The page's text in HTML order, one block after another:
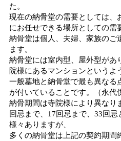
た。
現在の納骨堂の需要としては、
にお任せできる場所としての需
納骨堂は個人、夫婦、家族のご
ます。
納骨堂には室内型、屋外型があ
院様にあるマンションというよ
一般墓地と納骨堂で最も異なる
が付いていることです。（永代
納骨期間は寺院様により異なり
回忌まで、17回忌まで、33回
様々ありますが、
多くの納骨堂は上記の契約期